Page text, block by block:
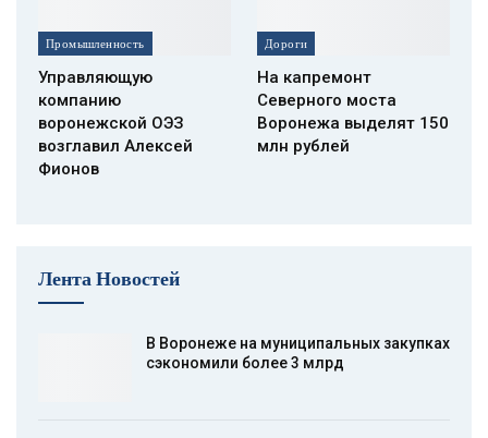
Промышленность
Управляющую
компанию
воронежской ОЭЗ
возглавил Алексей
Фионов
Дороги
На капремонт
Северного моста
Воронежа выделят 150
млн рублей
Лента Новостей
В Воронеже на муниципальных закупках
сэкономили более 3 млрд